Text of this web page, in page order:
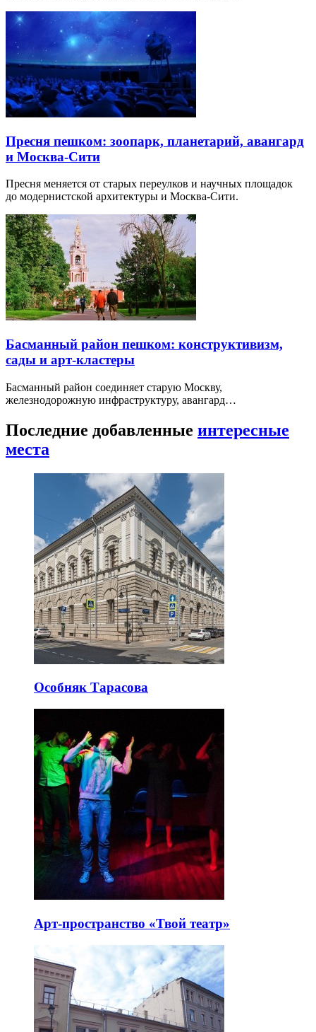
Пресня пешком: зоопарк, планетарий, авангард
и Москва-Сити
Пресня меняется от старых переулков и научных площадок
до модернистской архитектуры и Москва-Сити.
Басманный район пешком: конструктивизм,
сады и арт-кластеры
Басманный район соединяет старую Москву,
железнодорожную инфраструктуру, авангард…
Последние добавленные интересные
места
Особняк Тарасова
Арт-пространство «Твой театр»